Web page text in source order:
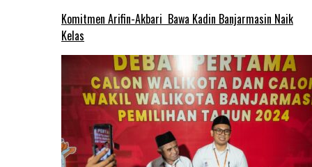
Komitmen Arifin-Akbari Bawa Kadin Banjarmasin Naik
Kelas